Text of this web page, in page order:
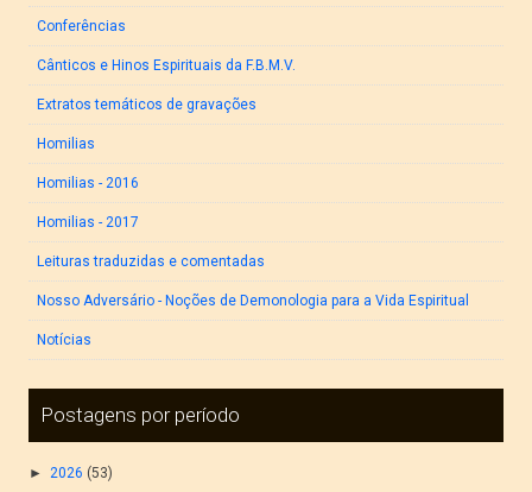
Conferências
Cânticos e Hinos Espirituais da F.B.M.V.
Extratos temáticos de gravações
Homilias
Homilias - 2016
Homilias - 2017
Leituras traduzidas e comentadas
Nosso Adversário - Noções de Demonologia para a Vida Espiritual
Notícias
Postagens por período
►2026 (53)